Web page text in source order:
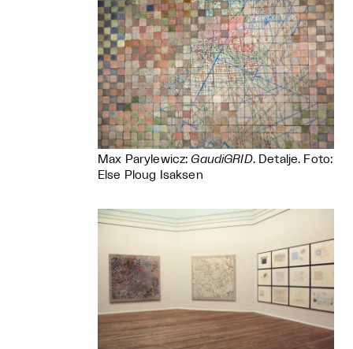
Max Parylewicz:GaudiGRID. Detalje. Foto:
Else Ploug Isaksen